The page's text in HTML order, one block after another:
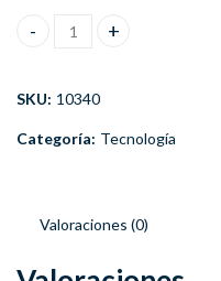
Batería Alternativa
SKU: 10340
Categoría: Tecnología
Valoraciones (0)